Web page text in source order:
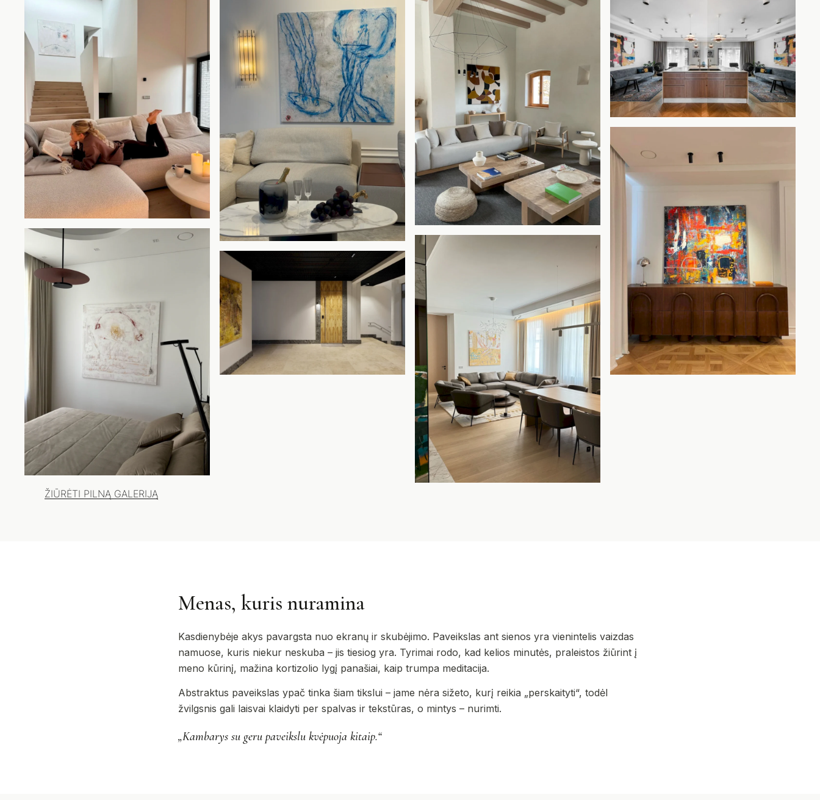
ŽIŪRĖTI PILNĄ GALERIJĄ
Menas, kuris nuramina
Kasdienybėje akys pavargsta nuo ekranų ir skubėjimo. Paveikslas ant sienos yra vienintelis vaizdas
namuose, kuris niekur neskuba – jis tiesiog yra. Tyrimai rodo, kad kelios minutės, praleistos žiūrint į
meno kūrinį, mažina kortizolio lygį panašiai, kaip trumpa meditacija.
Abstraktus paveikslas ypač tinka šiam tikslui – jame nėra sižeto, kurį reikia „perskaityti“, todėl
žvilgsnis gali laisvai klaidyti per spalvas ir tekstūras, o mintys – nurimti.
„Kambarys su geru paveikslu kvėpuoja kitaip.“